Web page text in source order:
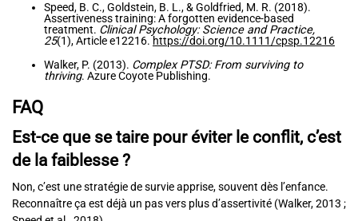
Speed, B. C., Goldstein, B. L., & Goldfried, M. R. (2018).
Assertiveness training: A forgotten evidence-based
treatment. Clinical Psychology: Science and Practice,
25(1), Article e12216. https://doi.org/10.1111/cpsp.12216
Walker, P. (2013). Complex PTSD: From surviving to
thriving. Azure Coyote Publishing.
FAQ
Est-ce que se taire pour éviter le conflit, c’est
de la faiblesse ?
Non, c’est une stratégie de survie apprise, souvent dès l’enfance.
Reconnaître ça est déjà un pas vers plus d’assertivité (Walker, 2013 ;